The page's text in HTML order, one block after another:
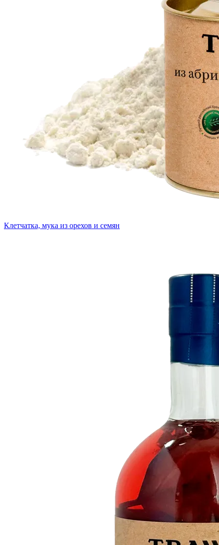
Клетчатка, мука из орехов и семян